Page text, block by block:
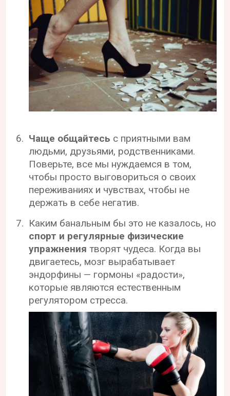
Чаще общайтесь с приятными вам
людьми, друзьями, родственниками.
Поверьте, все мы нуждаемся в том,
чтобы просто выговориться о своих
переживаниях и чувствах, чтобы не
держать в себе негатив.
Каким банальным бы это не казалось, но
спорт и регулярные физические
упражнения творят чудеса. Когда вы
двигаетесь, мозг вырабатывает
эндорфины — гормоны «радости»,
которые являются естественным
регулятором стресса.